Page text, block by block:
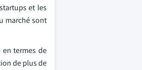
et les
marché sont
en termes de
de plus de